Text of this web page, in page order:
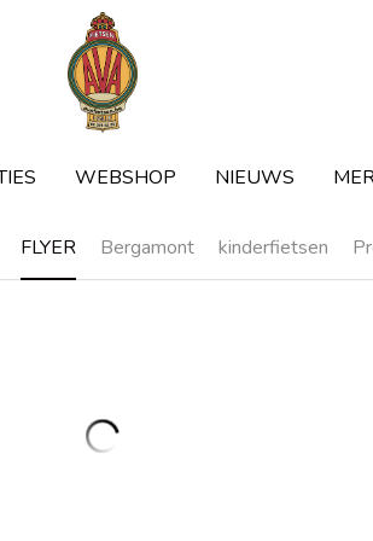
WEBSHOP NIEUWS
WEBSHOP NIEUWS
FLYER Bergamont kinderfietsen